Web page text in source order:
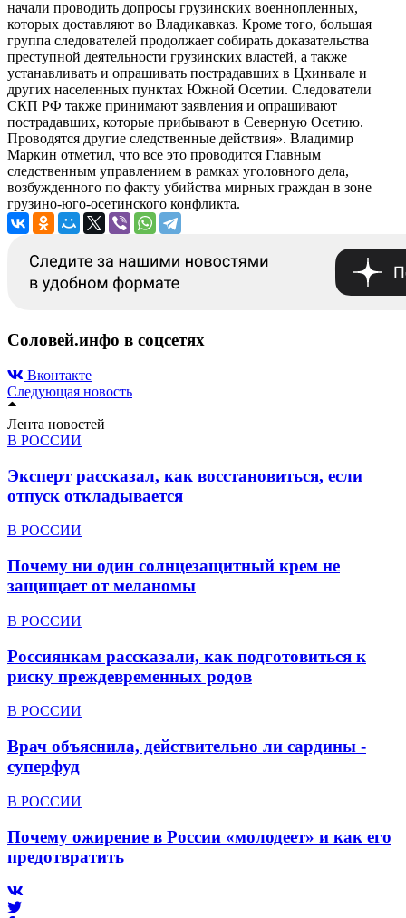
начали проводить допросы грузинских военнопленных,
которых доставляют во Владикавказ. Кроме того, большая
группа следователей продолжает собирать доказательства
преступной деятельности грузинских властей, а также
устанавливать и опрашивать пострадавших в Цхинвале и
других населенных пунктах Южной Осетии. Следователи
СКП РФ также принимают заявления и опрашивают
пострадавших, которые прибывают в Северную Осетию.
Проводятся другие следственные действия». Владимир
Маркин отметил, что все это проводится Главным
следственным управлением в рамках уголовного дела,
возбужденного по факту убийства мирных граждан в зоне
грузино-юго-осетинского конфликта.
Соловей.инфо в соцсетях
Вконтакте
Следующая новость
Лента новостей
В РОССИИ
Эксперт рассказал, как восстановиться, если
отпуск откладывается
В РОССИИ
Почему ни один солнцезащитный крем не
защищает от меланомы
В РОССИИ
Россиянкам рассказали, как подготовиться к
риску преждевременных родов
В РОССИИ
Врач объяснила, действительно ли сардины -
суперфуд
В РОССИИ
Почему ожирение в России «молодеет» и как его
предотвратить